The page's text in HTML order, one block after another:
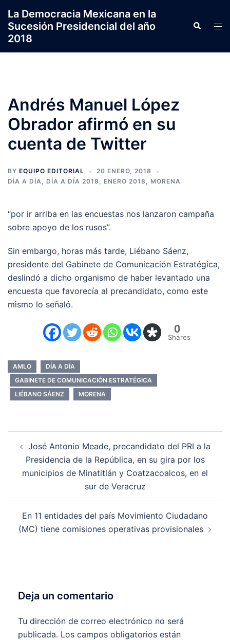
contenido
La Democracia Mexicana en la
Sucesión Presidencial del año
2018
Search
Andrés Manuel López
Obrador afirmó en su
cuenta de Twitter
BY EQUIPO EDITORIAL
20 ENERO, 2018
DÍA A DÍA, DÍA A DÍA 2018 , ENERO 2018 , MORENA
“por ir arriba en las encuestas nos lanzaron campaña
sobre apoyo de los rusos”.
Sin embargo, horas más tarde, Liébano Sáenz,
presidente del Gabinete de Comunicación Estratégica,
deslindó a dicho organismo de haber levantado una
encuesta que favorecía al precandidato, como este
mismo lo señaló.
0
Shares
AMLO
DÍA A DÍA
GABINETE DE COMUNICACIÓN ESTRATÉGICA
LIÉBANO SÁENZ
MORENA
de
entradas
José Antonio Meade, precandidato del PRI a la
Presidencia de la República, en su gira por los
municipios de Minatitlán y Coatzacoalcos, en el
sur de Veracruz
En 11 entidades del país Movimiento Ciudadano
(MC) tiene comisiones operativas provisionales
Deja un comentario
Tu dirección de correo electrónico no será
publicada. Los campos obligatorios están